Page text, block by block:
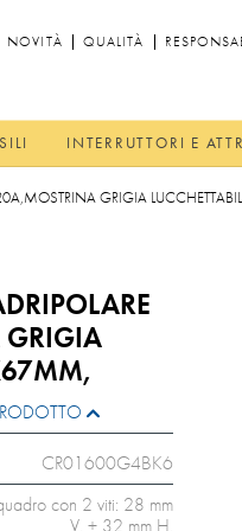
NOVITÀ QUALITÀ
INTERRUTTORI E
GRIGIA
CR01600G4BK6
con 2 viti: 28 mm
V. + 32 mm H.